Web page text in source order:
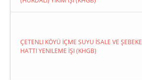
ÇETENLI KÖYÜ İÇME SUYU İSALE VE ŞEBEKE
HATTI YENILEME İŞI (KHGB)